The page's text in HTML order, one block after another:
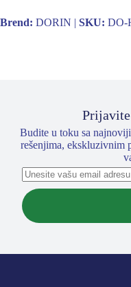
Brend: DORIN | SKU: DO-
Prijavite
Budite u toku sa
rešenjima, ekskluzivnim